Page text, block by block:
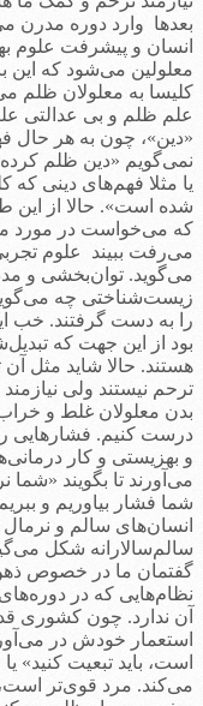
بعدها وارد دوره
انسان و پیشرفت علوم
معلولین می‌شود که این
کلیسا به معلولان ظلم
علم ظلم و بی عدالتی
«دین»، چون به هر حال
نمی‌گویم «دین ظلم
یا مثلا فهم‌های دینی
شده است». حالا از
که می‌خواست در مورد
می‌رفت ببیند علوم
می‌گوید. توان‌بخشی و
زیست‌شناختی چه
را به دست گرفتند. خب
بود از این جهت که
هستند. حالا شاید مثل
ترحم نیستند ولی
بدن معلولان غلط و
درست کنیم. فشارهایی
و بهزیستی و کار
می‌آورند تا بگویند «شما
شما فشار بیاوریم و
انسان‌های سالم و
سالم‌سالارانه شکل
گفتمان ما در خصوص
نظام‌هایی که در
آن ندارد. چون کشوری
استعمار خودش در
است، باید تبعیت کنید»
می‌کند. مرد قوی‌تر